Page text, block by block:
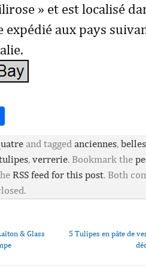
» et est localisé
expédié aux pays
and tagged anciennes, belles
, verrerie. Bookmark the
RSS feed for this post. Both
& Glass
5 Tulipes en pâte de